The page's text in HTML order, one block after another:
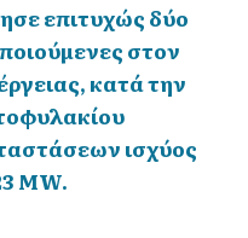
επιτυχώς δύο
στον
κατά την
ισχύος
MW.